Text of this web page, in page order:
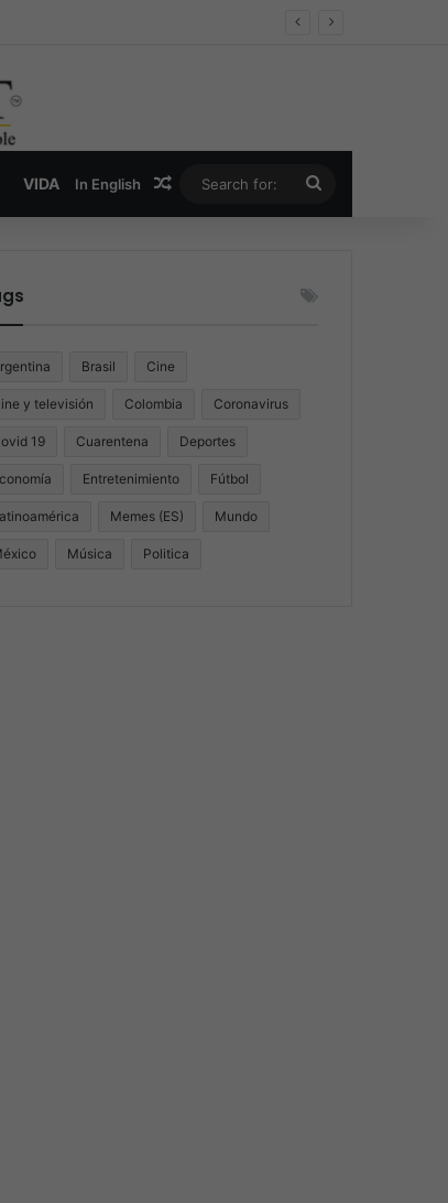
economía de la droga
VIDA In English Random Article
for:
Brasil Cine
y televisión Colombia Coronavirus
19 Cuarentena Deportes
Entretenimiento Fútbol
Memes (ES) Mundo
Música Politica